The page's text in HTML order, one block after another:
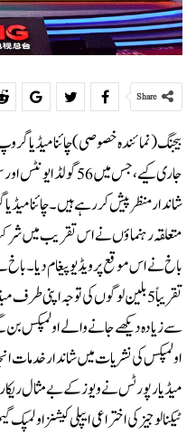
Share
شاندار منظر پیش کر رہے ہیں۔چائنا
متعلقہ رہنماؤں نے اس تقریب میں
باخ نے اس موقع پر ویڈیو پیغام
تقریباً 5 بلین لوگوں کی توجہ
سے زیادہ دیکھے جانے والے اولمپکس بن
اولمپکس کی نشریات میں شاندار خدمات
میڈیا رپورٹس نے ویوز کے بے مثال
ٹیکنالوجیز کی اختراعی ایپلی کیشنز